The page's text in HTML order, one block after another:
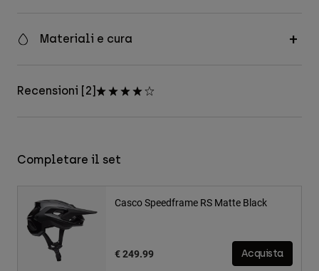
Materiali e cura
Recensioni [2]
Completare il set
Casco Speedframe RS Matte Black
€ 249.99 Acquista